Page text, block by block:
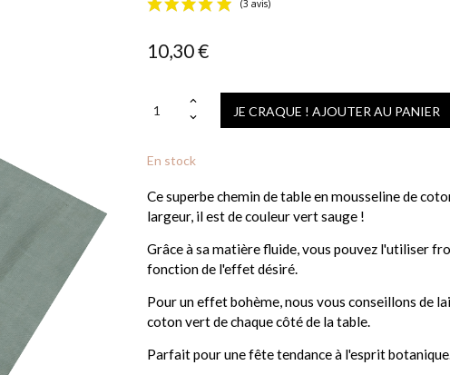
10,30 €
JE CRAQUE ! AJOUTER AU PANIER
En stock
Ce superbe chemin de table en mousseline de
largeur, il est de couleur vert sauge !
Grâce à sa matière fluide, vous pouvez l'utiliser
fonction de l'effet désiré.
Pour un effet bohème, nous vous conseillons de
coton vert de chaque côté de la table.
Parfait pour une fête tendance à l'esprit